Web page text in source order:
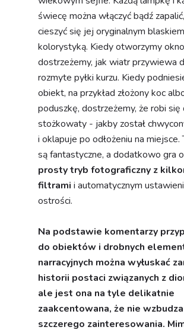
obiekt, na przykład złożony koc albo
poduszkę, dostrzeżemy, że robi się
stożkowaty - jakby został
i oklapuje po odłożeniu na miejsce.
są fantastyczne, a dodatkowo gra
prosty tryb fotograficzny z
filtrami
i automatycznym
ostrości.
Na podstawie komentarzy
do obiektów i drobnych
narracyjnych można wyłuskać
historii postaci związanych z
zaakcentowana, że nie wzbudza
szczerego zainteresowania.
warto dać szansę Hozy,
lubicie spokojne, relaksujące
Unpacking, w których liczy się
wszystkim porządkowanie